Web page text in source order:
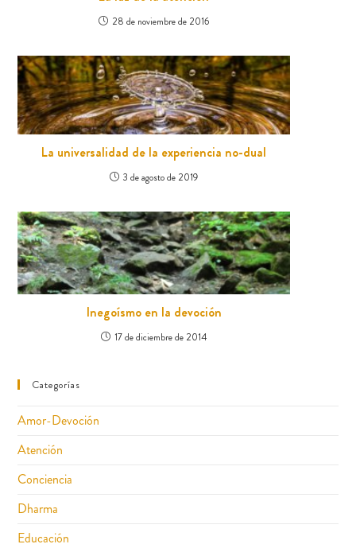
28 de noviembre de 2016
La universalidad de la experiencia no-dual
3 de agosto de 2019
Inegoísmo en la devoción
17 de diciembre de 2014
Categorías
Amor-Devoción
Atención
Conciencia
Dharma
Educación